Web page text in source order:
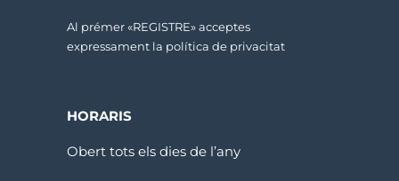
Al prémer «REGISTRE» acceptes
expressament la política de privacitat
HORARIS
Obert tots els dies de l’any